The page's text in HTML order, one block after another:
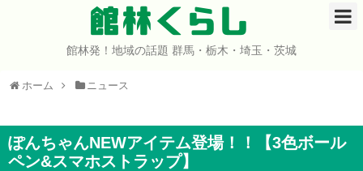
館林くらし
館林発！地域の話題 群馬・栃木・埼玉・茨城
ホーム ニュース
ぽんちゃんNEWアイテム登場！！【3色ボール
ペン&スマホストラップ】
ホーム
イベント